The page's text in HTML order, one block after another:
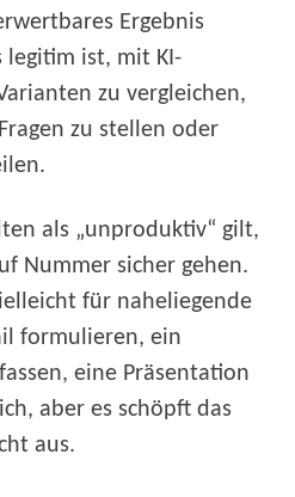
Ergebnis
legitim ist, mit KI-
zu vergleichen,
zu stellen oder
als „unproduktiv“ gilt,
Nummer sicher gehen.
für naheliegende
formulieren, ein
eine Präsentation
aber es schöpft das
aus.